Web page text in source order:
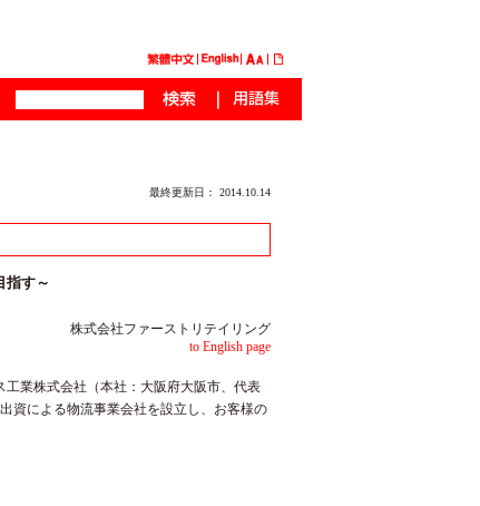
最終更新日： 2014.10.14
指す～
株式会社ファーストリテイリング
to English page
業株式会社（本社：大阪府大阪市、代表
資による物流事業会社を設立し、お客様の